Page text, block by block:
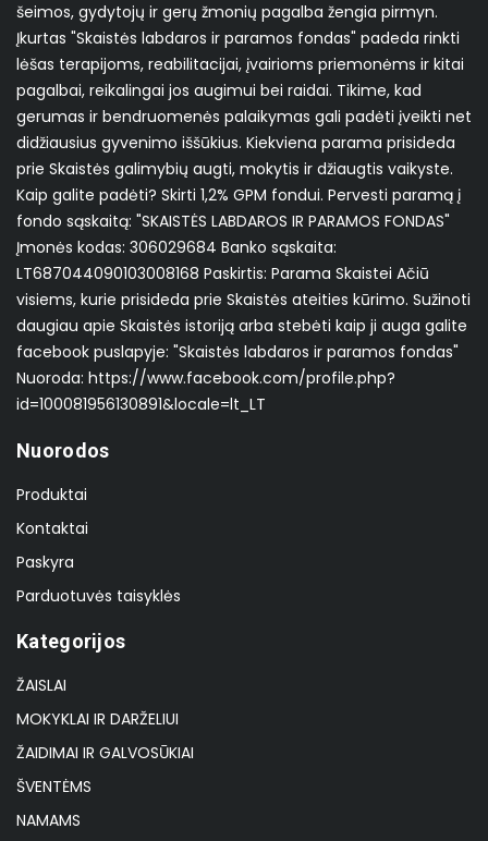
šeimos, gydytojų ir gerų žmonių pagalba žengia pirmyn.
Įkurtas "Skaistės labdaros ir paramos fondas" padeda rinkti
lėšas terapijoms, reabilitacijai, įvairioms priemonėms ir kitai
pagalbai, reikalingai jos augimui bei raidai. Tikime, kad
gerumas ir bendruomenės palaikymas gali padėti įveikti net
didžiausius gyvenimo iššūkius. Kiekviena parama prisideda
prie Skaistės galimybių augti, mokytis ir džiaugtis vaikyste.
Kaip galite padėti? Skirti 1,2% GPM fondui. Pervesti paramą į
fondo sąskaitą: "SKAISTĖS LABDAROS IR PARAMOS FONDAS"
Įmonės kodas: 306029684 Banko sąskaita:
LT687044090103008168 Paskirtis: Parama Skaistei Ačiū
visiems, kurie prisideda prie Skaistės ateities kūrimo. Sužinoti
daugiau apie Skaistės istoriją arba stebėti kaip ji auga galite
facebook puslapyje: "Skaistės labdaros ir paramos fondas"
Nuoroda: https://www.facebook.com/profile.php?
id=100081956130891&locale=lt_LT
Nuorodos
Produktai
Kontaktai
Paskyra
Parduotuvės taisyklės
Kategorijos
ŽAISLAI
MOKYKLAI IR DARŽELIUI
ŽAIDIMAI IR GALVOSŪKIAI
ŠVENTĖMS
NAMAMS